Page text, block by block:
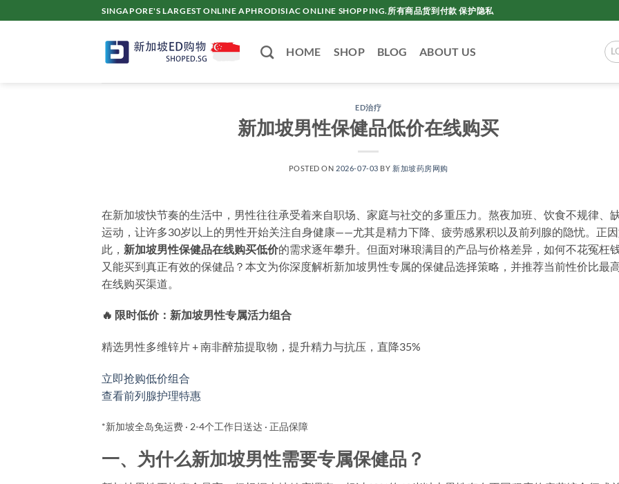
to
SINGAPORE'S LARGEST ONLINE APHRODISIAC ONLINE SHOPPING.所有商品货到付款 保护隐私
HOME SHOP BLOG ABOUT US
ED治疗
新加坡男性保健品低价在线购买
POSTED ON 2026-07-03 BY 新加坡药房网购
在新加坡快节奏的生活中，男性往往承受着来自职场、家庭与社交的多重压力。熬夜加班、饮食不规律、
运动，让许多30岁以上的男性开始关注自身健康——尤其是精力下降、疲劳感累积以及前列腺的隐忧。正
此， 新加坡男性保健品在线购买低价的需求逐年攀升。但面对琳琅满目的产品与价格差异，如何不花冤枉
又能买到真正有效的保健品？本文为你深度解析新加坡男性专属的保健品选择策略，并推荐当前性价比最
在线购买渠道。
🔥 限时低价：新加坡男性专属活力组合
精选男性多维锌片 + 南非醉茄提取物，提升精力与抗压，直降35%
立即抢购低价组合
查看前列腺护理特惠
*新加坡全岛免运费 · 2-4个工作日送达 · 正品保障
一、为什么新加坡男性需要专属保健品？